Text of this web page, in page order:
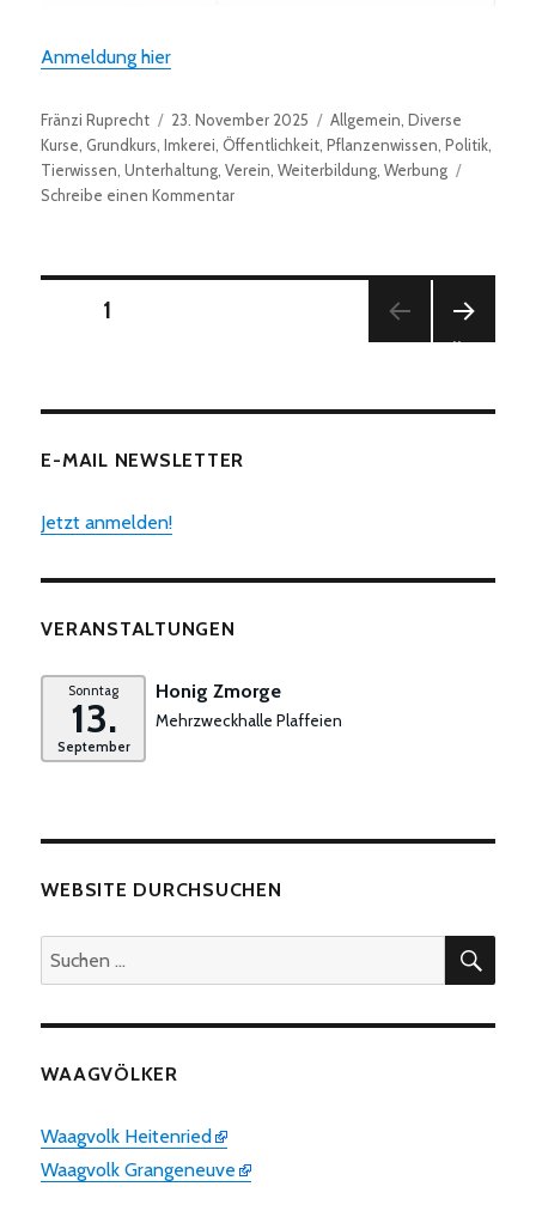
Anmeldung hier
Autor
Fränzi Ruprecht
Veröffentlicht
am
23. November 2025 Kategorien
Allgemein ,Diverse
Kurse Grundkurs ,Imkerei Öffentlichkeit ,Pflanzenwissen ,Politik
Tierwissen ,Unterhaltung ,Verein ,Weiterbildung ,Werbung
Schreibe einen Kommentarzu
Seitennummerierung
Beiträge
1
E-MAIL NEWSLETTER
Jetzt anmelden!
VERANSTALTUNGEN
Sonntag
13.
September
Honig Zmorge
Mehrzweckhalle Plaffeien
WEBSITE DURCHSUCHEN
Suchen
nach:
WAAGVÖLKER
Waagvolk Heitenried
Waagvolk Grangeneuve